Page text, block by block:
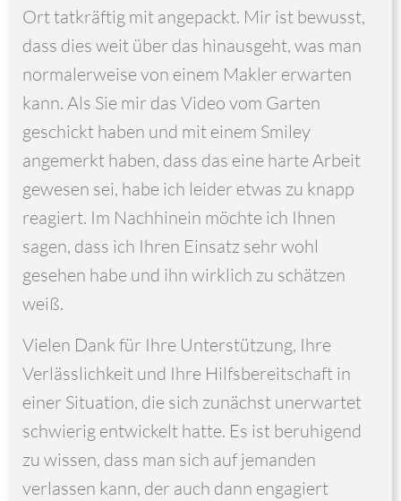
Ort tatkräftig mit angepackt. Mir ist bewusst,
dass dies weit über das hinausgeht, was man
normalerweise von einem Makler erwarten
kann. Als Sie mir das Video vom Garten
geschickt haben und mit einem Smiley
angemerkt haben, dass das eine harte Arbeit
gewesen sei, habe ich leider etwas zu knapp
reagiert. Im Nachhinein möchte ich Ihnen
sagen, dass ich Ihren Einsatz sehr wohl
gesehen habe und ihn wirklich zu schätzen
weiß.
Vielen Dank für Ihre Unterstützung, Ihre
Verlässlichkeit und Ihre Hilfsbereitschaft in
einer Situation, die sich zunächst unerwartet
schwierig entwickelt hatte. Es ist beruhigend
zu wissen, dass man sich auf jemanden
verlassen kann, der auch dann engagiert